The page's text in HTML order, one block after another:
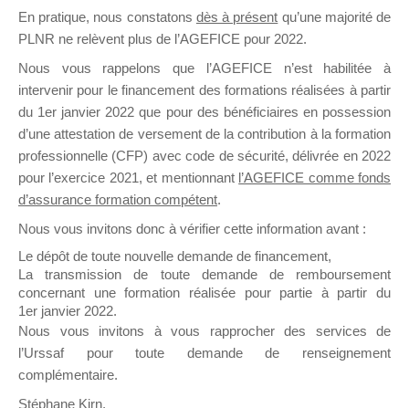
il y a un mois
Ce groupe est destiné aux Organismes de
Formation qui souhaitent répondre à l’Appel à
Propositions Mallette du Dirigeant.
Ce groupe propose un forum dédié au support
sur lequel il est possible de laisser un message
ou poser une question.
NB : Il est nécessaire d’être
pouvoir rejoindre ce groupe
En pratique, nous constatons dès à présent qu’une majorité de
PLNR ne relèvent plus de l’AGEFICE pour 2022.
Nous vous rappelons que l’AGEFICE n’est habilitée à
intervenir pour le financement des formations réalisées à partir
du 1er janvier 2022 que pour des bénéficiaires en possession
d’une attestation de versement de la contribution à la formation
professionnelle (CFP) avec code de sécurité, délivrée en 2022
pour l’exercice 2021, et mentionnant l’AGEFICE comme fonds
d’assurance formation compétent.
Nous vous invitons donc à vérifier cette information avant :
Le dépôt de toute nouvelle demande de financement,
La transmission de toute demande de remboursement
concernant une formation réalisée pour partie à partir du
1er janvier 2022.
Nous vous invitons à vous rapprocher des services de
l’Urssaf pour toute demande de renseignement
complémentaire.
Stéphane Kirn,